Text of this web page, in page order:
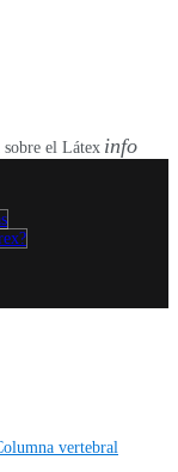
el Látex info
vertebral